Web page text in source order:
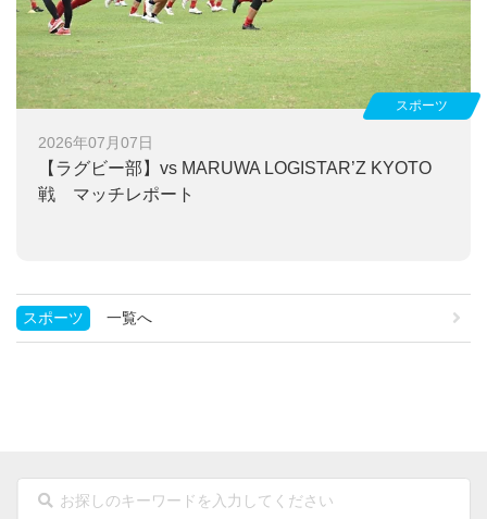
2026年07月07日
【ラグビー部】 vs MARUWA LOGISTAR’Z KYOTO
戦 マッチレポート
スポーツ
スポーツ 一覧へ